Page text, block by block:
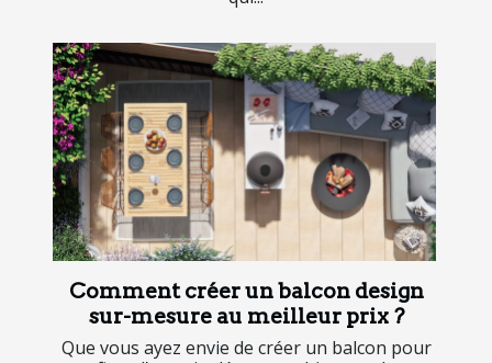
Comment créer un balcon design
sur-mesure au meilleur prix ?
Que vous ayez envie de créer un balcon pour